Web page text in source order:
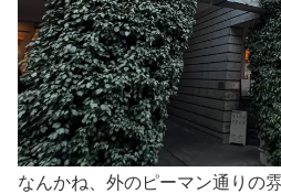
なんかね、外のピーマン通りの